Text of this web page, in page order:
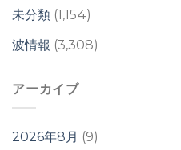
未分類 (1,154)
波情報 (3,308)
アーカイブ
2026年8月 (9)